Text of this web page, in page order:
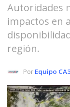
Autoridades
impactos en
región.
Por Equipo